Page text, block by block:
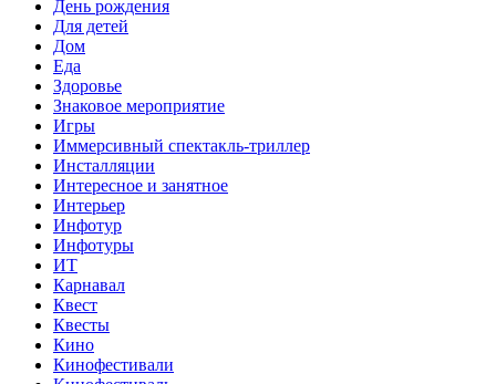
День рождения
Для детей
Дом
Еда
Здоровье
Знаковое мероприятие
Игры
Иммерсивный спектакль-триллер
Инсталляции
Интересное и занятное
Интерьер
Инфотур
Инфотуры
ИТ
Карнавал
Квест
Квесты
Кино
Кинофестивали